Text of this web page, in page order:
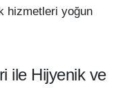
hizmetleri yoğun
ile Hijyenik ve